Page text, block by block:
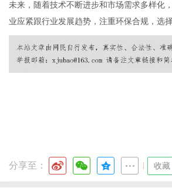
未来，随着技术不断进步和市场需求多样化
业应紧跟行业发展趋势，注重环保合规，选
分享至： 收藏